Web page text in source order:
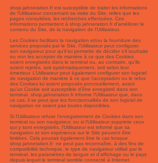
shop.jahneration.fr est susceptible de traiter les informations
de l’Utilisateur concernant sa visite du Site, telles que les
pages consultées, les recherches effectuées. Ces
informations permettent à shop.jahneration.fr d’améliorer le
contenu du Site, de la navigation de l’Utilisateur.
Les Cookies facilitant la navigation et/ou la fourniture des
services proposés par le Site, l’Utilisateur peut configurer
son navigateur pour qu’il lui permette de décider s’il souhaite
ou non les accepter de manière à ce que des Cookies
soient enregistrés dans le terminal ou, au contraire, qu’ils
soient rejetés, soit systématiquement, soit selon leur
émetteur. L’Utilisateur peut également configurer son logiciel
de navigation de manière à ce que l’acceptation ou le refus
des Cookies lui soient proposés ponctuellement, avant
qu’un Cookie soit susceptible d’être enregistré dans son
terminal. shop.jahneration.fr informe l’Utilisateur que, dans
ce cas, il se peut que les fonctionnalités de son logiciel de
navigation ne soient pas toutes disponibles.
Si l’Utilisateur refuse l’enregistrement de Cookies dans son
terminal ou son navigateur, ou si l’Utilisateur supprime ceux
qui y sont enregistrés, l’Utilisateur est informé que sa
navigation et son expérience sur le Site peuvent être
limitées. Cela pourrait également être le cas lorsque
shop.jahneration.fr ne peut pas reconnaître, à des fins de
compatibilité technique, le type de navigateur utilisé par le
terminal, les paramètres de langue et d’affichage ou le pays
depuis lequel le terminal semble connecté à Internet.